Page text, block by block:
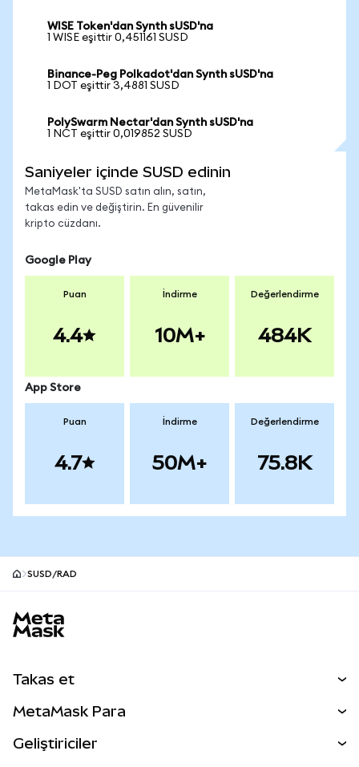
WISE Token'dan Synth sUSD'na
1 WISE eşittir 0,451161 SUSD
Binance-Peg Polkadot'dan Synth sUSD'na
1 DOT eşittir 3,4881 SUSD
PolySwarm Nectar'dan Synth sUSD'na
1 NCT eşittir 0,019852 SUSD
Saniyeler içinde SUSD edinin
MetaMask'ta SUSD satın alın, satın,
takas edin ve değiştirin. En güvenilir
kripto cüzdanı.
Google Play
Puan
4.4
İndirme
10M+
Değerlendirme
484K
App Store
Puan
4.7
İndirme
50M+
Değerlendirme
75.8K
SUSD/RAD
Takas et
Perps
MetaMask Para
Geliştiriciler